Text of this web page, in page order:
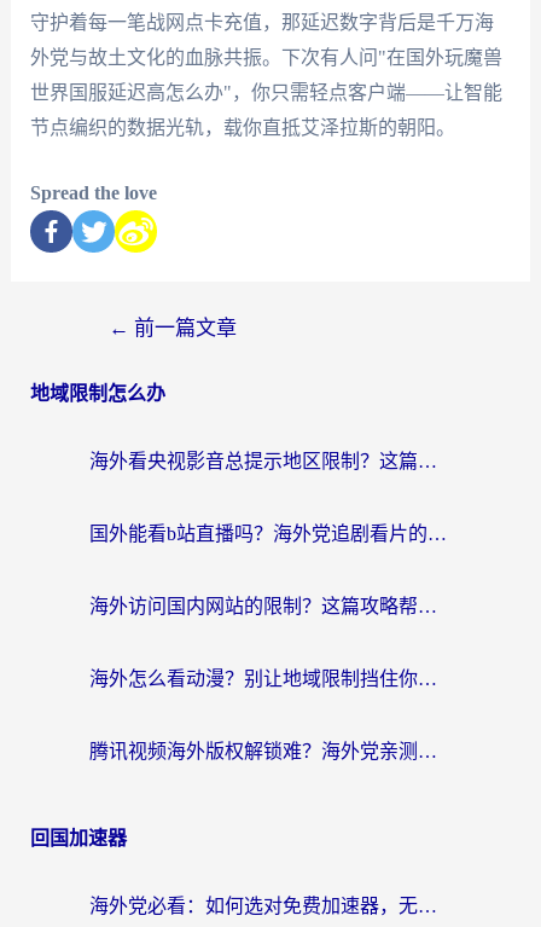
守护着每一笔战网点卡充值，那延迟数字背后是千万海
外党与故土文化的血脉共振。下次有人问"在国外玩魔兽
世界国服延迟高怎么办"，你只需轻点客户端——让智能
节点编织的数据光轨，载你直抵艾泽拉斯的朝阳。
Spread the love
← 前一篇文章
地域限制怎么办
海外看央视影音总提示地区限制？这篇教你选对回国加速器，流畅追剧不踩坑
国外能看b站直播吗？海外党追剧看片的终极解决方案来了
海外访问国内网站的限制？这篇攻略帮你无缝解锁12306、12123和国内影音
海外怎么看动漫？别让地域限制挡住你的追番快乐
腾讯视频海外版权解锁难？海外党亲测：选对回国加速器，追剧观影零障碍
回国加速器
海外党必看：如何选对免费加速器，无缝访问国内资源不踩坑？